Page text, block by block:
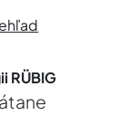
RÜBIG